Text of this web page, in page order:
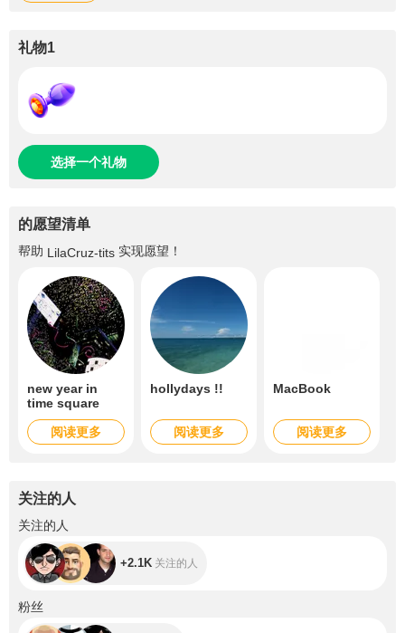
礼物1
选择一个礼物
的愿望清单
帮助 LilaCruz-tits 实现愿望！
new year in
time square
阅读更多
hollydays !!
阅读更多
MacBook
阅读更多
关注的人
关注的人
+2.1K 关注的人
粉丝